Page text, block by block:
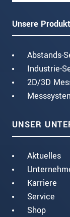
Unsere
Abstands-
Industrie-
2D/3D
UNSER
Aktuelles
Karriere
Service
Shop